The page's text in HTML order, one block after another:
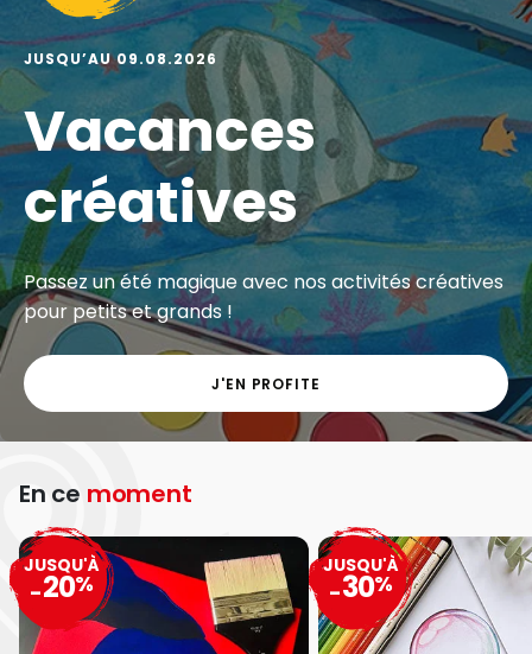
JUSQU’AU 09.08.2026
Vacances
créatives
Passez un été magique avec nos activités créatives
pour petits et grands !
J'EN PROFITE
En ce moment
JUSQU'À
-20%
JUSQU'À
-30%